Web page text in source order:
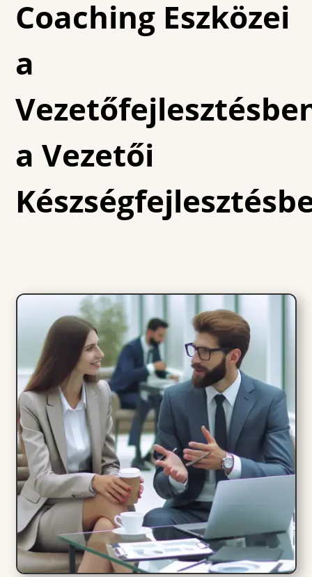
Coaching Eszközei
a
a Vezetői